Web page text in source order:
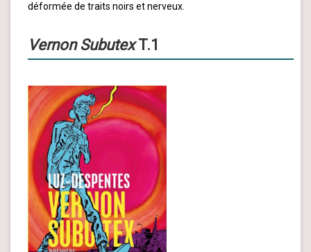
déformée de traits noirs et nerveux.
Vernon SubutexT.1